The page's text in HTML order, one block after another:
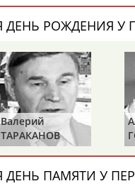
Артур
АБДРАХМАНОВ
Камалудин
АБДУЛДАУДОВ
о хорошо
должна знать
ДЕНЬ РОЖДЕНИЯ У
Александр
ГОРЕЛИК
ДЕНЬ ПАМЯТИ У